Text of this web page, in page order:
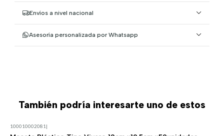
Envíos a nivel nacional
Asesoría personalizada por Whatsapp
También podría interesarte uno de estos
100010002081 |